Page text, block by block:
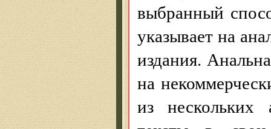
выбранный
указывает на
издания.
на
из